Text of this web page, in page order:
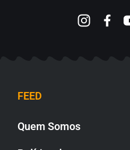
FEED
Quem Somos